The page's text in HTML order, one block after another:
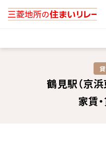
鶴見駅（京浜
家賃